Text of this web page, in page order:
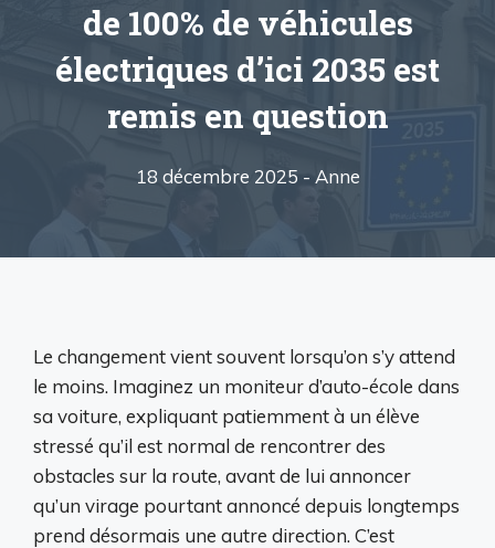
de 100% de véhicules
électriques d’ici 2035 est
remis en question
18 décembre 2025 - Anne
Le changement vient souvent lorsqu’on s’y attend
le moins. Imaginez un moniteur d’auto-école dans
sa voiture, expliquant patiemment à un élève
stressé qu’il est normal de rencontrer des
obstacles sur la route, avant de lui annoncer
qu’un virage pourtant annoncé depuis longtemps
prend désormais une autre direction. C’est